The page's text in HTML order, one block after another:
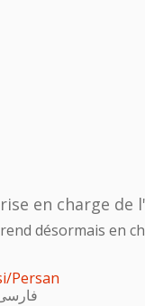
en charge de
désormais en
Persan